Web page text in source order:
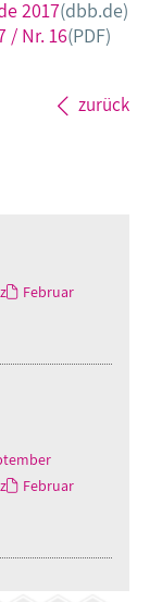
2017(dbb.de)
/ Nr. 16(PDF)
zurück
Februar
Februar